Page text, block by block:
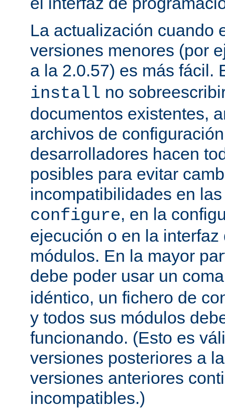
La actualización cuando
versiones menores (por
a la 2.0.57) es más fácil.
install no
documentos existentes,
archivos de
desarrolladores hacen
posibles para evitar
incompatibilidades en
configure, en la
ejecución o en la
módulos. En la mayor
debe poder usar un
idéntico, un fichero de
y todos sus módulos
funcionando. (Esto es
versiones posteriores a
versiones anteriores
incompatibles.)